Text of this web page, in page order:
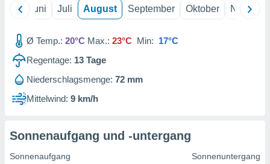
der
zur
Inhalten.
Juni Juli August September Oktober
Ø Temp.: 20°C Max.: 23°C Min: 17°C
Regentage: 13 Tage
Niederschlagsmenge: 72 mm
Mittelwind: 9 km/h
Sonnenaufgang und -untergang
Sonnenaufgang Sonnenuntergang